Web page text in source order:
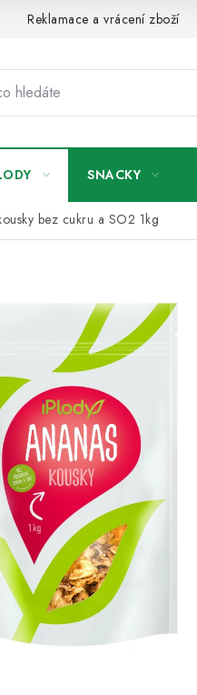
Reklamace a vrácení zboží
SNACKY
bez cukru a SO2 1kg